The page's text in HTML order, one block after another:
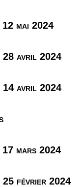
mai 2024
28 avril 2024
14 avril 2024
mars 2024
25 février 2024